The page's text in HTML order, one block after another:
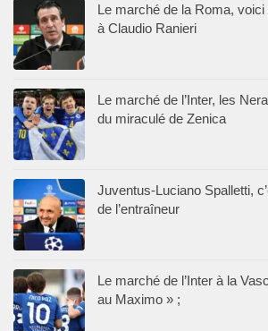
Le marché de la Roma,
à Claudio Ranieri
Le marché de l’Inter, les
du miraculé de Zenica
Juventus-Luciano Spalletti,
de l’entraîneur
Le marché de l’Inter à la
au Maximo » ;